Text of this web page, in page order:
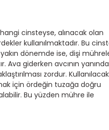
cinsteyse, alınacak olan
kullanılmaktadır. Bu
dönemde ise, dişi
giderken avcının yanında
zordur.
için ördeğin tuzağa doğru
Bu yüzden mühre ile